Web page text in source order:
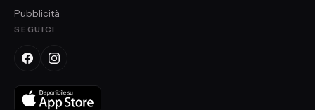
Pubblicità
SEGUICI